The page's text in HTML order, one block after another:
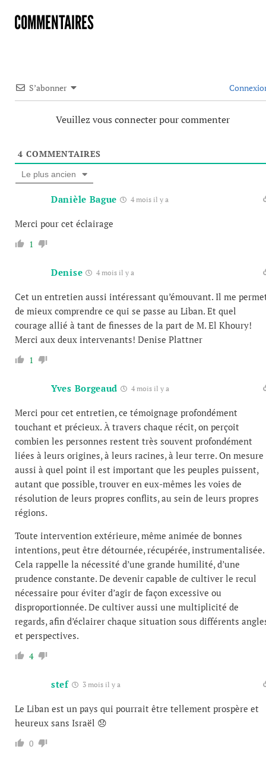
COMMENTAIRES
S’abonner
Veuillez vous connecter pour commenter
4 COMMENTAIRES
Le plus ancien
Danièle Bague 4 mois il y a
Merci pour cet éclairage
1
Denise 4 mois il y a
Cet un entretien aussi intéressant qu’émouvant. Il me
de mieux comprendre ce qui se passe au Liban. Et quel
courage allié à tant de finesses de la part de M. El Khoury!
Merci aux deux intervenants! Denise Plattner
1
Yves Borgeaud 4 mois il y a
Merci pour cet entretien, ce témoignage profondément
touchant et précieux. À travers chaque récit, on perçoit
combien les personnes restent très souvent profondément
liées à leurs origines, à leurs racines, à leur terre. On mesure
aussi à quel point il est important que les peuples puissent,
autant que possible, trouver en eux-mêmes les voies de
résolution de leurs propres conflits, au sein de leurs propres
régions.
Toute intervention extérieure, même animée de bonnes
intentions, peut être détournée, récupérée, instrumentalisée.
Cela rappelle la nécessité d’une grande humilité, d’une
prudence constante. De devenir capable de cultiver le recul
nécessaire pour éviter d’agir de façon excessive ou
disproportionnée. De cultiver aussi une multiplicité de
regards, afin d’éclairer chaque situation sous différents
et perspectives.
4
stef 3 mois il y a
Le Liban est un pays qui pourrait être tellement prospère et
heureux sans Israël 😞
0